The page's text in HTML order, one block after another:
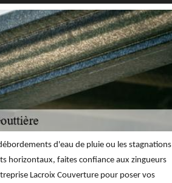
d'eau de pluie ou les stagnations
horizontaux, faites confiance aux zingueurs
Lacroix Couverture pour poser vos